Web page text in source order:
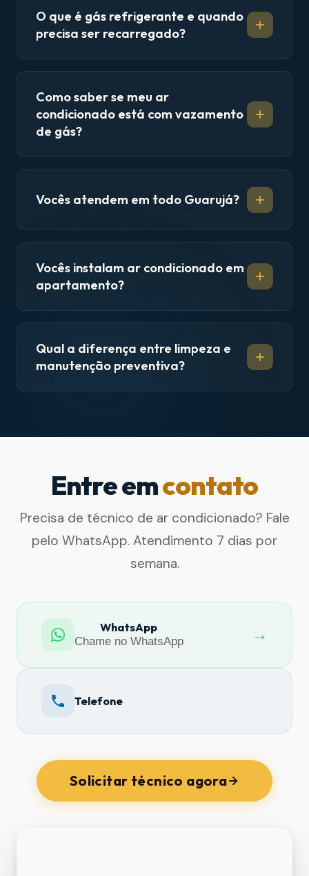
O que é gás refrigerante e quando
precisa ser recarregado?
Como saber se meu ar
condicionado está com vazamento
de gás?
Vocês atendem em todo Guarujá?
Vocês instalam ar condicionado em
apartamento?
Qual a diferença entre limpeza e
manutenção preventiva?
Entre emcontato
Precisa de técnico de ar condicionado? Fale
pelo WhatsApp. Atendimento 7 dias por
semana.
WhatsApp
Chame no WhatsApp
→
Telefone
Solicitar técnico agora